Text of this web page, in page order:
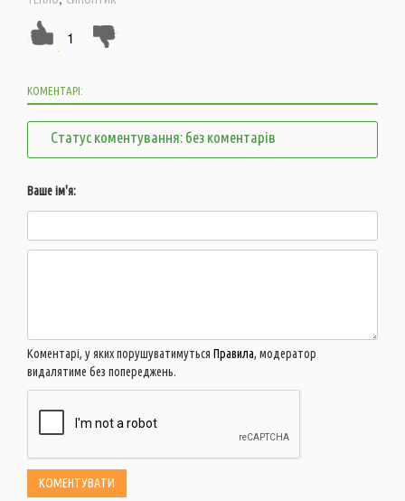
1
КОМЕНТАРІ:
Статус коментування: без коментарів
Ваше ім'я:
Коментарі, у яких порушуватимуться Правила, модератор
видалятиме без попереджень.